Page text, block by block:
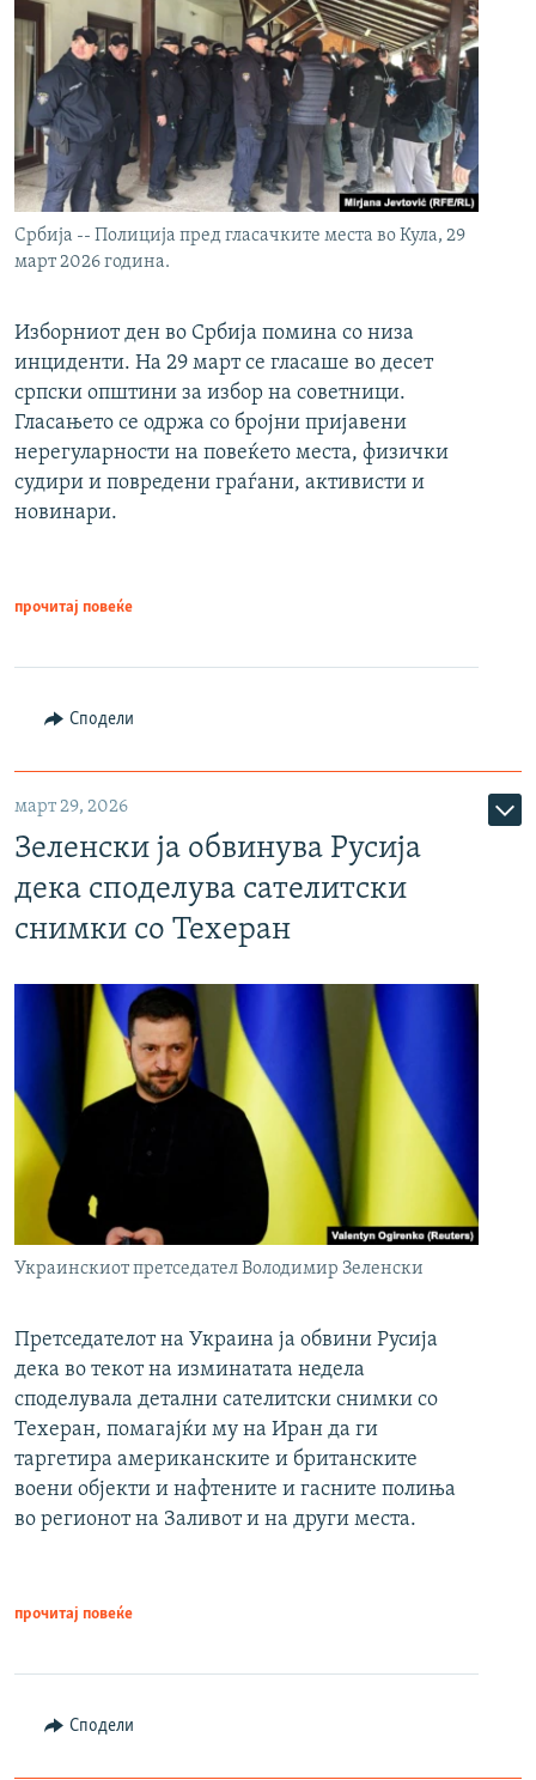
Србија -- Полиција пред гласачките места во Кула, 29
март 2026 година.
Изборниот ден во Србија помина со низа
инциденти. На 29 март се гласаше во десет
српски општини за избор на советници.
Гласањето се одржа со бројни пријавени
нерегуларности на повеќето места, физички
судири и повредени граѓани, активисти и
новинари.
прочитај повеќе
Сподели
март 29, 2026
Зеленски ја обвинува Русија
дека споделува сателитски
снимки со Техеран
Украинскиот претседател Володимир Зеленски
Претседателот на Украина ја обвини Русија
дека во текот на изминатата недела
споделувала детални сателитски снимки со
Техеран, помагајќи му на Иран да ги
таргетира американските и британските
воени објекти и нафтените и гасните полиња
во регионот на Заливот и на други места.
прочитај повеќе
Сподели